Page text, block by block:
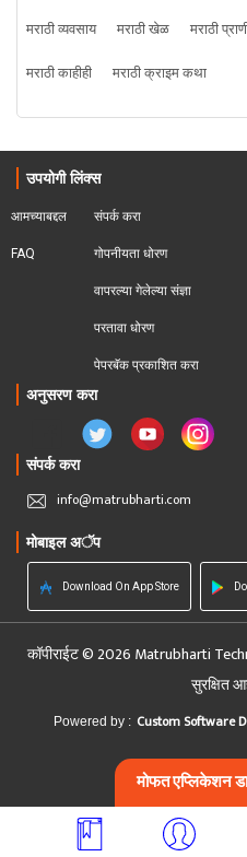
मराठी व्यवसाय
मराठी खेळ मराठी
मराठी काहीही
मराठी क्राइम कथा
उपयोगी लिंक्स
आमच्याबद्दल
FAQ
संपर्क करा
गोपनीयता धोरण
वापरल्या गेलेल्या संज्ञा
परतावा धोरण
पेपरबॅक प्रकाशित करा
अनुसरण करा
संपर्क करा
info@matrubharti.com
मोबाइल अॅप
Download On App Store
कॉपीराईट © 2026 Matrubharti
सुरक्षित
Powered by : Custom Software
मोफत एप्लिकेशन